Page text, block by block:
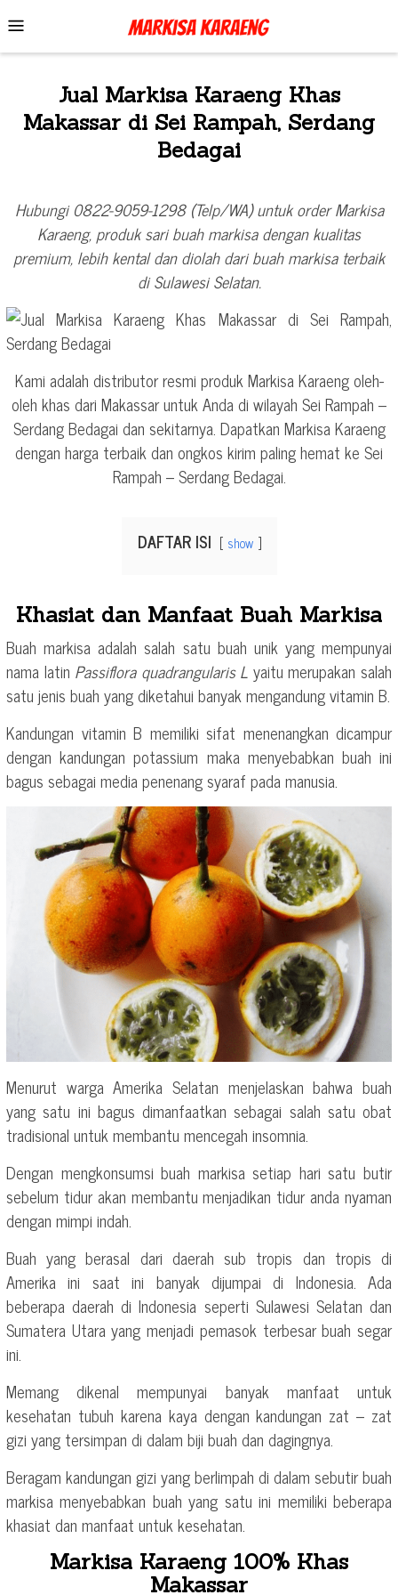
to
contentMenu
Jual Markisa Karaeng Khas
Makassar di Sei Rampah, Serdang
Bedagai
Hubungi 0822-9059-1298 (Telp/WA) untuk order Markisa
Karaeng, produk sari buah markisa dengan kualitas
premium, lebih kental dan diolah dari buah markisa terbaik
di Sulawesi Selatan.
Kami adalah distributor resmi produk Markisa Karaeng oleh-
oleh khas dari Makassar untuk Anda di wilayah Sei Rampah –
Serdang Bedagai dan sekitarnya. Dapatkan Markisa Karaeng
dengan harga terbaik dan ongkos kirim paling hemat ke Sei
Rampah – Serdang Bedagai.
DAFTAR ISI show
Khasiat dan Manfaat Buah Markisa
Buah markisa adalah salah satu buah unik yang mempunyai
nama latin Passiflora quadrangularis L yaitu merupakan salah
satu jenis buah yang diketahui banyak mengandung vitamin B.
Kandungan vitamin B memiliki sifat menenangkan dicampur
dengan kandungan potassium maka menyebabkan buah ini
bagus sebagai media penenang syaraf pada manusia.
Menurut warga Amerika Selatan menjelaskan bahwa buah
yang satu ini bagus dimanfaatkan sebagai salah satu obat
tradisional untuk membantu mencegah insomnia.
Dengan mengkonsumsi buah markisa setiap hari satu butir
sebelum tidur akan membantu menjadikan tidur anda nyaman
dengan mimpi indah.
Buah yang berasal dari daerah sub tropis dan tropis di
Amerika ini saat ini banyak dijumpai di Indonesia. Ada
beberapa daerah di Indonesia seperti Sulawesi Selatan dan
Sumatera Utara yang menjadi pemasok terbesar buah segar
ini.
Memang dikenal mempunyai banyak manfaat untuk
kesehatan tubuh karena kaya dengan kandungan zat – zat
gizi yang tersimpan di dalam biji buah dan dagingnya.
Beragam kandungan gizi yang berlimpah di dalam sebutir buah
markisa menyebabkan buah yang satu ini memiliki beberapa
khasiat dan manfaat untuk kesehatan.
Markisa Karaeng 100% Khas
Makassar